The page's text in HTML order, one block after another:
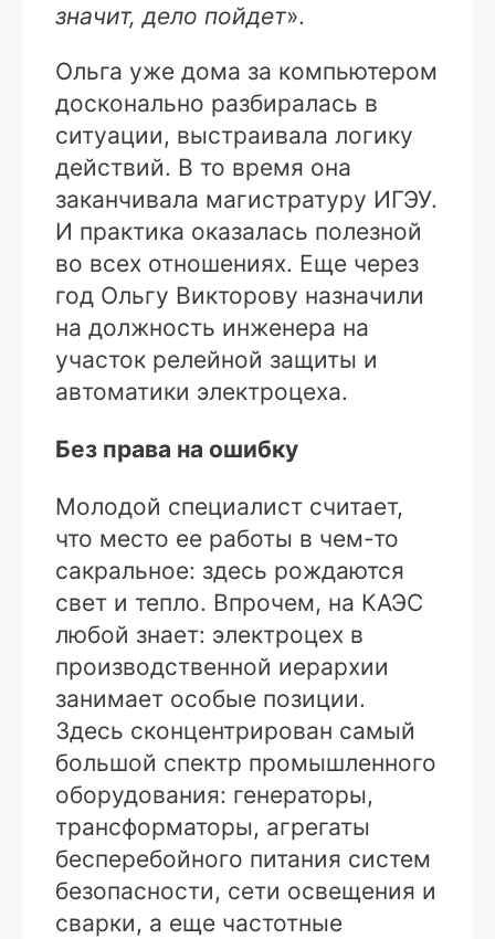
значит, дело пойдет».
Ольга уже дома за компьютером
досконально разбиралась в
ситуации, выстраивала логику
действий. В то время она
заканчивала магистратуру ИГЭУ.
И практика оказалась полезной
во всех отношениях. Еще через
год Ольгу Викторову назначили
на должность инженера на
участок релейной защиты и
автоматики электроцеха.
Без права на ошибку
Молодой специалист считает,
что место ее работы в чем-то
сакральное: здесь рождаются
свет и тепло. Впрочем, на КАЭС
любой знает: электроцех в
производственной иерархии
занимает особые позиции.
Здесь сконцентрирован самый
большой спектр промышленного
оборудования: генераторы,
трансформаторы, агрегаты
бесперебойного питания систем
безопасности, сети освещения и
сварки, а еще частотные